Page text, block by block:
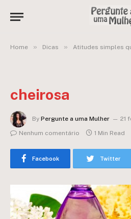
Home » Dicas » Atitudes simples que
cheirosa
By Pergunte a uma Mulher
21
Nenhum comentário
1 Min Read
Facebook Twitter